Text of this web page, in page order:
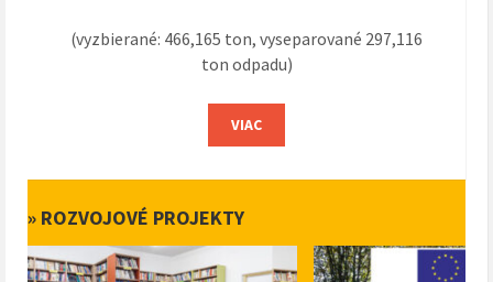
(vyzbierané: 466,165 ton, vyseparované 297,116
ton odpadu)
VIAC
» ROZVOJOVÉ PROJEKTY